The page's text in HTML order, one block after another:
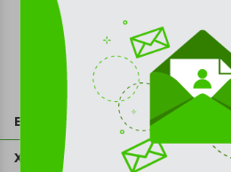
Εγγραφή στο
Επικοινωνία
211 2000 700
Χρήσιμες πληροφορίες